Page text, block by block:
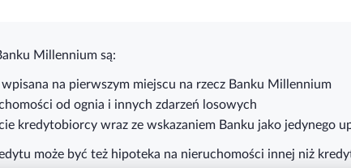
Millennium są:
na pierwszym miejscu na rzecz Banku Millennium
od ognia i innych zdarzeń losowych
kredytobiorcy wraz ze wskazaniem Banku jako jedynego
może być też hipoteka na nieruchomości innej niż